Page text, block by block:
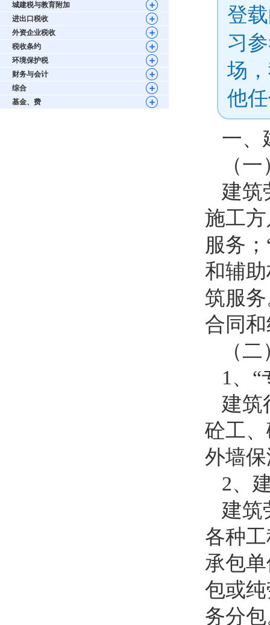
城建税与教育附加
进出口税收
外资企业税收
税收条约
环境保护税
财务与会计
综合
基金、费
登
习
场
他
一、
（
建筑
施工
服务
和辅
筑服
合同
（
1、“
建筑
砼工
外墙
2、
建筑
各种
承包
包或
务分